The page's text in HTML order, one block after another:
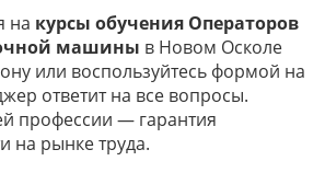
на курсы обучения Операторов
машины в Новом Осколе
или воспользуйтесь формой на
ответит на все вопросы.
профессии — гарантия
на рынке труда.